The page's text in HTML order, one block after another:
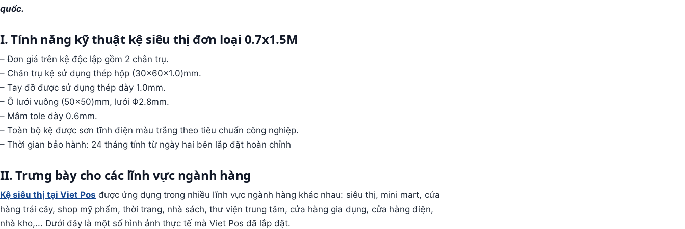
quốc.
I. Tính năng kỹ thuật kệ siêu thị đơn loại 0.7x1.5M
– Đơn giá trên kệ độc lập gồm 2 chân trụ.
– Chân trụ kệ sử dụng thép hộp (30x60x1.0)mm.
– Tay đỡ được sử dụng thép dày 1.0mm.
– Ô lưới vuông (50×50)mm, lưới Φ2.8mm.
– Mâm tole dày 0.6mm.
– Toàn bộ kệ được sơn tĩnh điện màu trắng theo tiêu chuẩn công nghiệp.
– Thời gian bảo hành: 24 tháng tính từ ngày hai bên lắp đặt hoàn chỉnh
II. Trưng bày cho các lĩnh vực ngành hàng
Kệ siêu thị tại Viet Pos được ứng dụng trong nhiều lĩnh vực ngành hàng khác nhau: siêu thị, mini mart, cửa
hàng trái cây, shop mỹ phẩm, thời trang, nhà sách, thư viện trung tâm, cửa hàng gia dụng, cửa hàng điện,
nhà kho,... Dưới đây là một số hình ảnh thực tế mà Viet Pos đã lắp đặt.